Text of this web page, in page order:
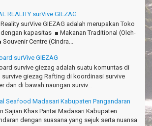
Amazing
atas panduan wisata Kabupaten
Citumang seru!
REALITY surVive GIEZAG
surVive GIEZAG adalah merupakan Toko
dengan kapasitas ■ Makanan Traditional (Oleh-
Souvenir Centre (Cindra...
surVive GIEZAG
survive giezag adalah suatu komuntas di
survive giezag Rafting di koordinasi survive
dan di bawah naungan surviv...
Seafood Madasari Kabupaten Pangandaran
Sajian Khas Pantai Madasari Kabupaten
dengan suasana yang sejuk serta nuansa